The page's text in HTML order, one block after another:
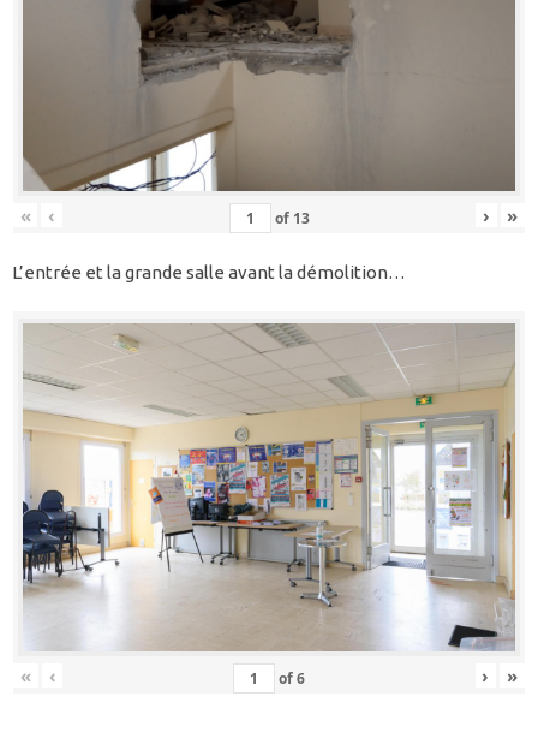
« ‹ of 13 › »
L’entrée et la grande salle avant la démolition…
« ‹ of6 › »